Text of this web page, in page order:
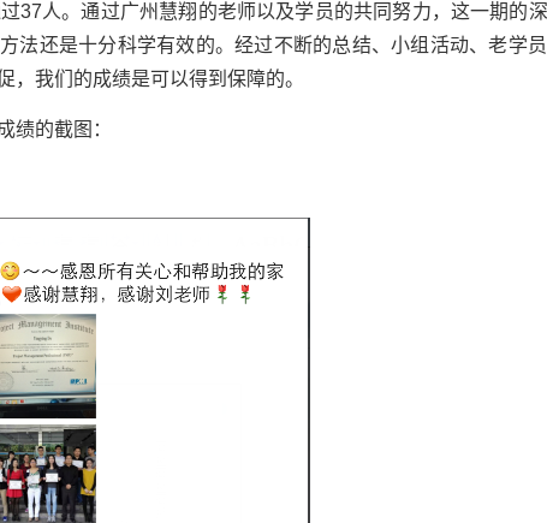
37人。通过广州慧翔的老师以及学员的共同努力，这一期的
法还是十分科学有效的。经过不断的总结、小组活动、老学
，我们的成绩是可以得到保障的。
绩的截图：